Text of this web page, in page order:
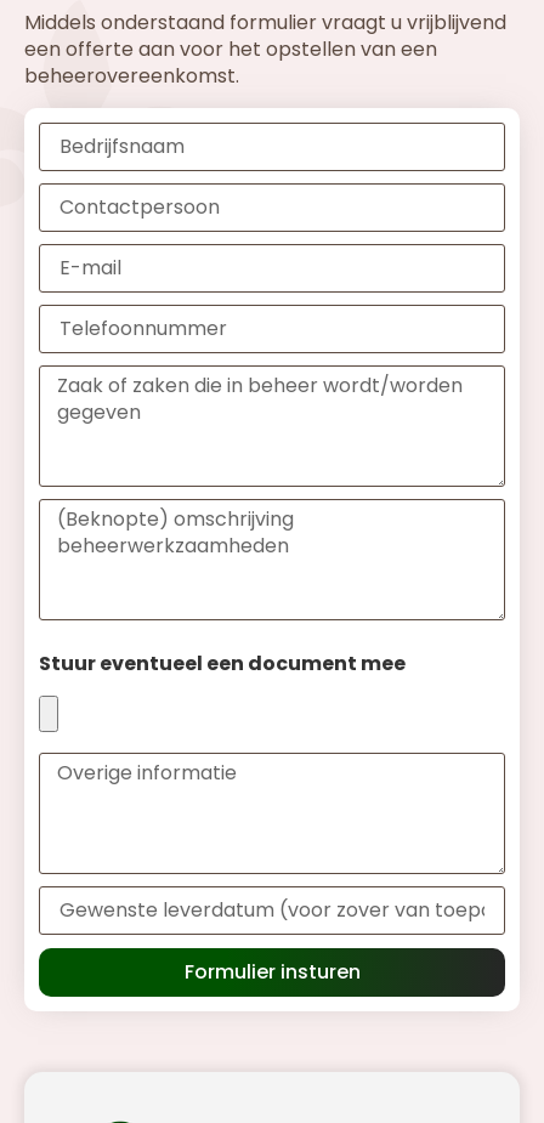
Middels onderstaand formulier vraagt u vrijblijvend
een offerte aan voor het opstellen van een
beheerovereenkomst.
Stuur eventueel een document mee
Formulier insturen